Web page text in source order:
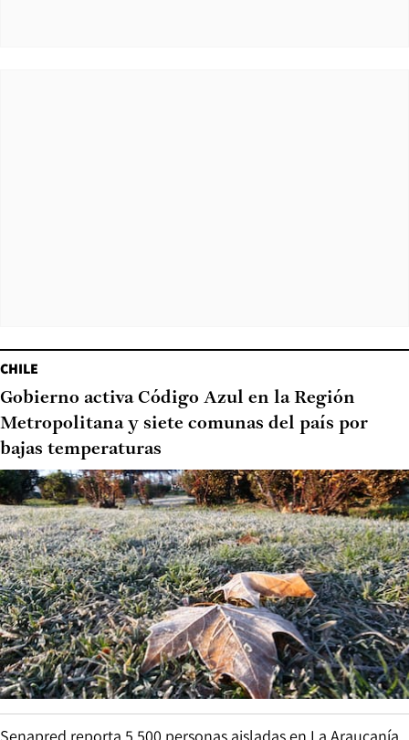
CHILE
Gobierno activa Código Azul en la Región
Metropolitana y siete comunas del país por
bajas temperaturas